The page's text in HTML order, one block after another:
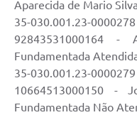
Aparecida de Mario
35-030.001.23-
92843531000164
Fundamentada
35-030.001.23-
10664513000150 -
Fundamentada Não